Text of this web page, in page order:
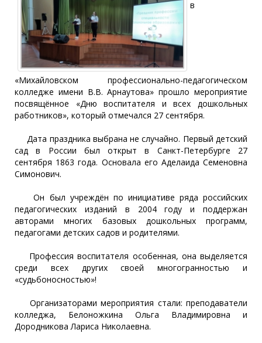
в
«Михайловском профессионально-педагогическом
колледже имени В.В. Арнаутова» прошло мероприятие
посвящённое «Дню воспитателя и всех дошкольных
работников», который отмечался 27 сентября.
Дата праздника выбрана не случайно. Первый детский
сад в России был открыт в Санкт-Петербурге 27
сентября 1863 года. Основала его Аделаида Семеновна
Симонович.
Он был учреждён по инициативе ряда российских
педагогических изданий в 2004 году и поддержан
авторами многих базовых дошкольных программ,
педагогами детских садов и родителями.
Профессия воспитателя особенная, она выделяется
среди всех других своей многогранностью и
«судьбоносностью»!
Организаторами мероприятия стали: преподаватели
колледжа, Белоножкина Ольга Владимировна и
Дородникова Лариса Николаевна.